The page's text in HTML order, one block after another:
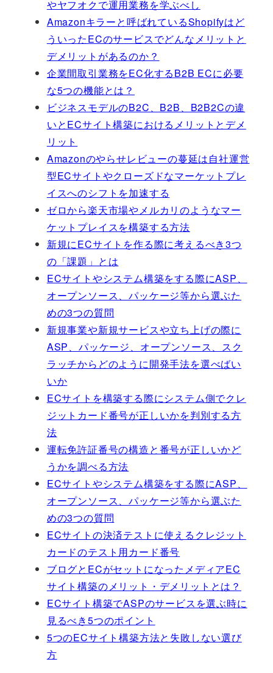
やヤフオクで運用業務を学ぶべし
Amazonキラーと呼ばれているShopifyはど
ういったECのサービスでどんなメリットと
デメリットがあるのか？
企業間取引業務をEC化するB2B ECに必要
な5つの機能とは？
ビジネスモデルのB2C、B2B、B2B2Cの違
いとECサイト構築におけるメリットとデメ
リット
Amazonのやらせレビューの蔓延は自社運営
型ECサイトやクローズドなマーケットプレ
イスへのシフトを加速する
ゼロから楽天市場やメルカリのようなマー
ケットプレイスを構築する方法
新規にECサイトを作る際に考えるべき3つ
の「課題」とは
ECサイトやシステム構築をする際にASP、
オープンソース、パッケージ等から選ぶた
めの3つの質問
新規事業や新規サービスや立ち上げの際に
ASP、パッケージ、オープンソース、スク
ラッチからどのように開発手法を選べばい
いか
ECサイトを構築する際にシステム側でクレ
ジットカード番号が正しいかを判別する方
法
運転免許証番号の構造と番号が正しいかど
うかを調べる方法
ECサイトやシステム構築をする際にASP、
オープンソース、パッケージ等から選ぶた
めの3つの質問
ECサイトの決済テストに使えるクレジット
カードのテスト用カード番号
ブログとECがセットになったメディアEC
サイト構築のメリット・デメリットとは？
ECサイト構築でASPのサービスを選ぶ時に
見るべき5つのポイント
5つのECサイト構築方法と失敗しない選び
方